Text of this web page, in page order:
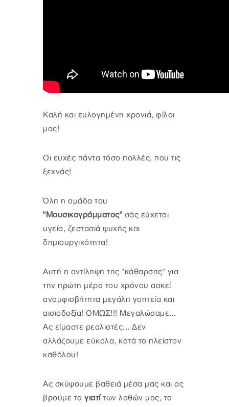
Καλή και ευλογημένη χρονιά, φίλοι
μας!
Οι ευχές πάντα τόσο πολλές, που τις
ξεχνάς!
Όλη η ομάδα του
"Μουσικογράμματος" σάς εύχεται
υγεία, ζεστασιά ψυχής και
δημιουργικότητα!
Αυτή η αντίληψη της "κάθαρσης" για
την πρώτη μέρα του χρόνου ασκεί
αναμφισβήτητα μεγάλη γοητεία και
αισιοδοξία! ΟΜΩΣ!!! Μεγαλώσαμε...
Ας είμαστε ρεαλιστές... Δεν
αλλάζουμε εύκολα, κατά το πλείστον
καθόλου!
Ας σκύψουμε βαθειά μέσα μας και ας
βρούμε τα γιατίτων λαθών μας, τα